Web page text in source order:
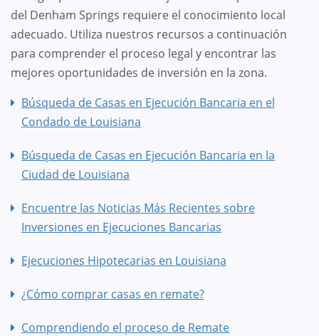
del Denham Springs requiere el conocimiento local
adecuado. Utiliza nuestros recursos a continuación
para comprender el proceso legal y encontrar las
mejores oportunidades de inversión en la zona.
Búsqueda de Casas en Ejecución Bancaria en el
Condado de Louisiana
Búsqueda de Casas en Ejecución Bancaria en la
Ciudad de Louisiana
Encuentre las Noticias Más Recientes sobre
Inversiones en Ejecuciones Bancarias
Ejecuciones Hipotecarias en Louisiana
¿Cómo comprar casas en remate?
Comprendiendo el proceso de Remate